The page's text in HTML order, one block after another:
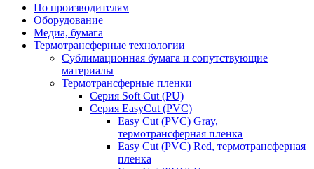
По производителям
Оборудование
Медиа, бумага
Термотрансферные технологии
Сублимационная бумага и сопутствующие
материалы
Термотрансферные пленки
Серия Soft Cut (PU)
Серия EasyCut (PVC)
Easy Cut (PVC) Gray,
термотрансферная пленка
Easy Cut (PVC) Red, термотрансферная
пленка